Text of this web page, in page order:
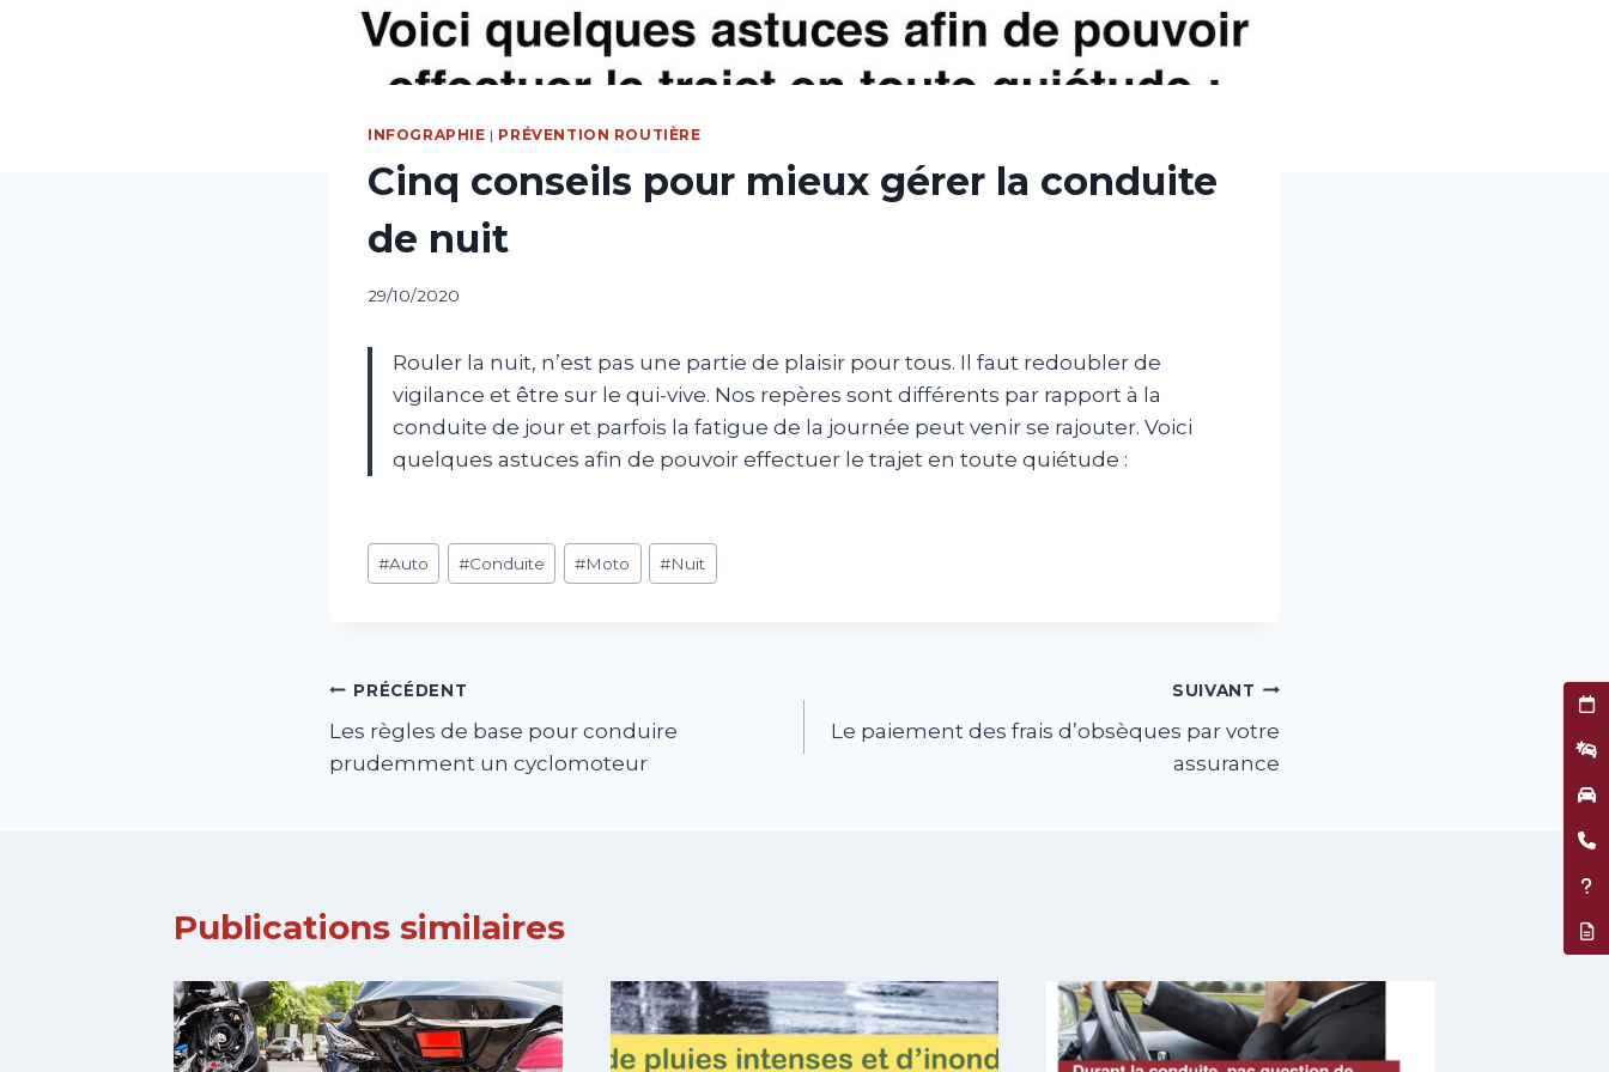
Être
INFOGRAPHIE | PRÉVENTION ROUTIÈRE
Cinq conseils pour mieux gérer la conduite
de nuit
29/10/2020
Rouler la nuit, n’est pas une partie de plaisir pour tous. Il faut redoubler de
vigilance et être sur le qui-vive. Nos repères sont différents par rapport à la
conduite de jour et parfois la fatigue de la journée peut venir se rajouter. Voici
quelques astuces afin de pouvoir effectuer le trajet en toute quiétude :
Étiquettes
de
#Auto #Conduite #Moto #Nuit
Navigation
de
PRÉCÉDENT
Les règles de base pour conduire
prudemment un cyclomoteur
SUIVANT
Le paiement des frais d’obsèques par votre
assurance
Publications similaires